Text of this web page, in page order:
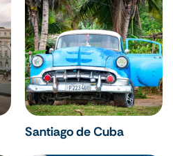
Santiago de Cuba